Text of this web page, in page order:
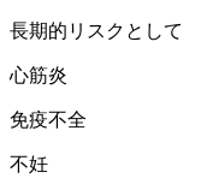
長期的リスクとして
心筋炎
免疫不全
不妊